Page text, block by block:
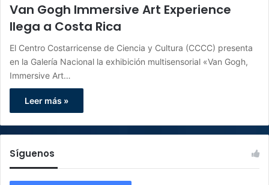
Van Gogh Immersive Art Experience
llega a Costa Rica
El Centro Costarricense de Ciencia y Cultura (CCCC) presenta
en la Galería Nacional la exhibición multisensorial «Van Gogh,
Immersive Art…
Leer más »
Síguenos